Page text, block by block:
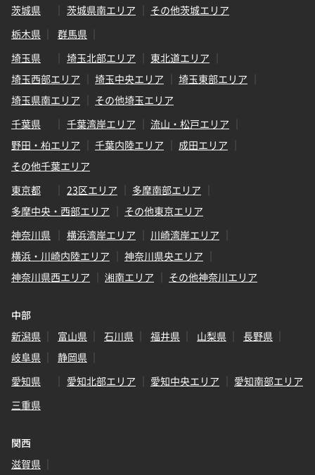
茨城県
茨城県南エリア
その他茨城エリア
栃木県
群馬県
埼玉県
埼玉北部エリア
東北道エリア
埼玉西部エリア
埼玉中央エリア
埼玉東部エリア
埼玉県南エリア
その他埼玉エリア
千葉県
千葉湾岸エリア
流山・松戸エリア
野田・柏エリア
千葉内陸エリア
成田エリア
その他千葉エリア
東京都
23区エリア
多摩南部エリア
多摩中央・西部エリア
その他東京エリア
神奈川県
横浜湾岸エリア
川崎湾岸エリア
横浜・川崎内陸エリア
神奈川県央エリア
神奈川県西エリア
湘南エリア その他神奈川エリア
中部
新潟県
富山県 石川県 福井県 山梨県
長野県
岐阜県
静岡県
愛知県
愛知北部エリア 愛知中央エリア
愛知南部エリア
三重県
関西
滋賀県